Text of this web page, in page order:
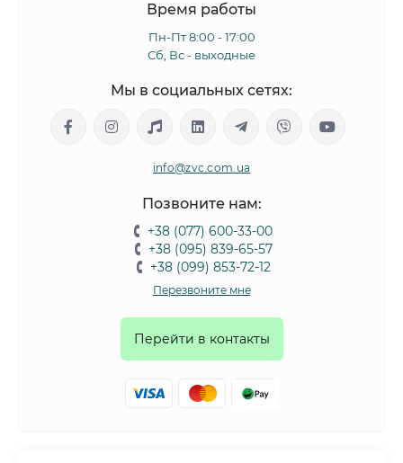
Время работы
Пн-Пт 8:00 - 17:00
Сб, Вс - выходные
Мы в социальных сетях:
info@zvc.com.ua
Позвоните нам:
+38 (077) 600-33-00
+38 (095) 839-65-57
+38 (099) 853-72-12
Перезвоните мне
Перейти в контакты